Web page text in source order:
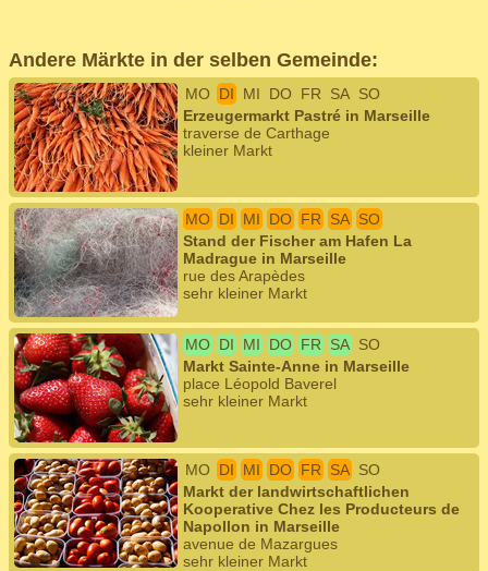
Andere Märkte in der selben Gemeinde:
MO DI MI DO FR SA SO
Erzeugermarkt Pastré in Marseille
traverse de Carthage
kleiner Markt
MO DI MI DO FR SA SO
Stand der Fischer am Hafen La
Madrague in Marseille
rue des Arapèdes
sehr kleiner Markt
MO DI MI DO FR SA SO
Markt Sainte-Anne in Marseille
place Léopold Baverel
sehr kleiner Markt
MO DI MI DO FR SA SO
Markt der landwirtschaftlichen
Kooperative Chez les Producteurs de
Napollon in Marseille
avenue de Mazargues
sehr kleiner Markt